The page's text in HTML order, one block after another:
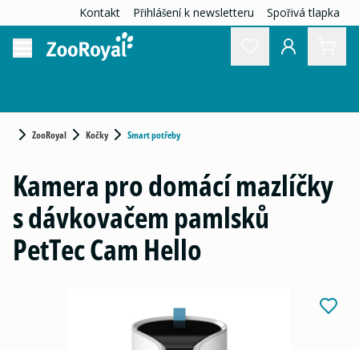
Kontakt Přihlášení k newsletteru Spořivá tlapka
ZooRoyal Kočky Smart potřeby
Kamera pro domácí mazlíčky
s dávkovačem pamlsků
PetTec Cam Hello